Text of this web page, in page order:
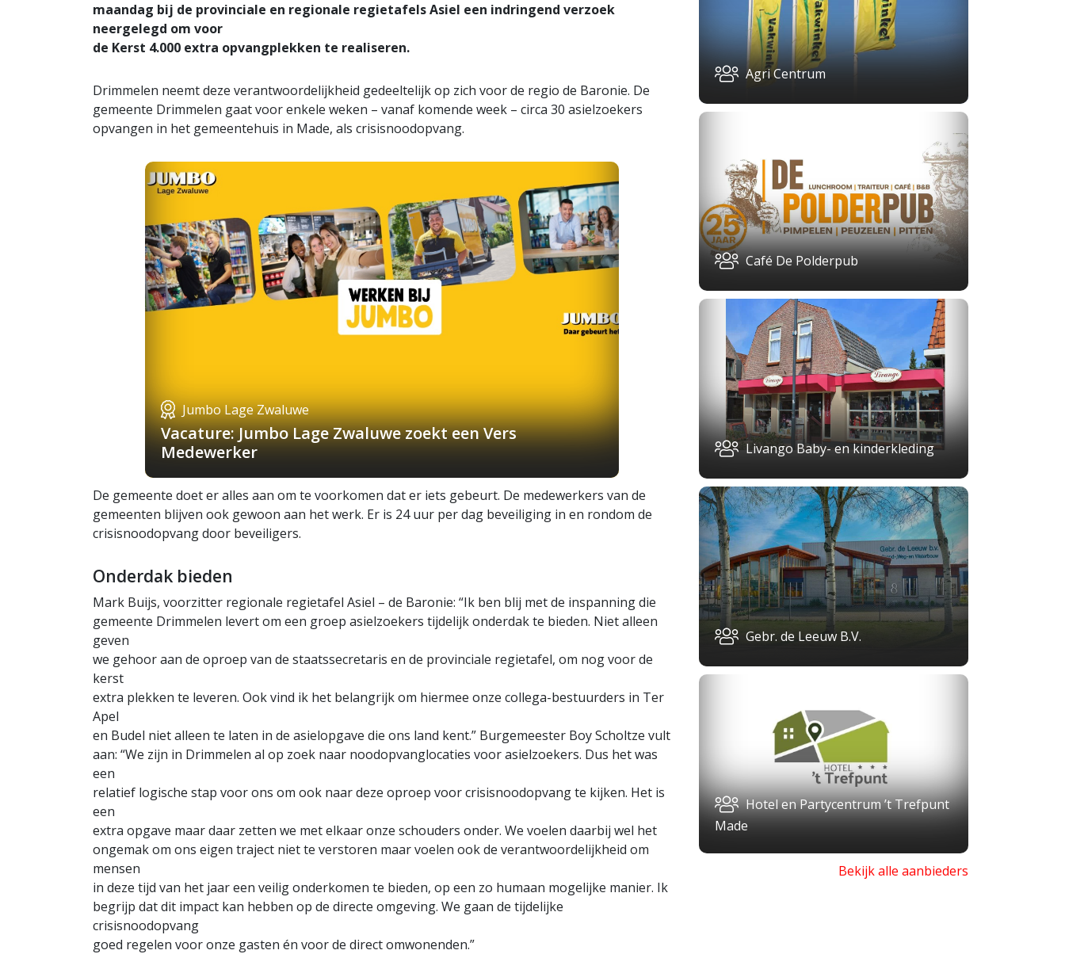
maandag bij de provinciale en regionale regietafels Asiel een indringend verzoek
neergelegd om voor
de Kerst 4.000 extra opvangplekken te realiseren.
Drimmelen neemt deze verantwoordelijkheid gedeeltelijk op zich voor de regio de Baronie. De
gemeente Drimmelen gaat voor enkele weken – vanaf komende week – circa 30 asielzoekers
opvangen in het gemeentehuis in Made, als crisisnoodopvang.
Jumbo Lage Zwaluwe
Vacature: Jumbo Lage Zwaluwe zoekt een Vers
Medewerker
De gemeente doet er alles aan om te voorkomen dat er iets gebeurt. De medewerkers van de
gemeenten blijven ook gewoon aan het werk. Er is 24 uur per dag beveiliging in en rondom de
crisisnoodopvang door beveiligers.
Onderdak bieden
Mark Buijs, voorzitter regionale regietafel Asiel – de Baronie: “Ik ben blij met de inspanning die
gemeente Drimmelen levert om een groep asielzoekers tijdelijk onderdak te bieden. Niet alleen
geven
we gehoor aan de oproep van de staatssecretaris en de provinciale regietafel, om nog voor de
kerst
extra plekken te leveren. Ook vind ik het belangrijk om hiermee onze collega-bestuurders in Ter
Apel
en Budel niet alleen te laten in de asielopgave die ons land kent.” Burgemeester Boy Scholtze vult
aan: “We zijn in Drimmelen al op zoek naar noodopvanglocaties voor asielzoekers. Dus het was
een
relatief logische stap voor ons om ook naar deze oproep voor crisisnoodopvang te kijken. Het is
een
extra opgave maar daar zetten we met elkaar onze schouders onder. We voelen daarbij wel het
ongemak om ons eigen traject niet te verstoren maar voelen ook de verantwoordelijkheid om
mensen
in deze tijd van het jaar een veilig onderkomen te bieden, op een zo humaan mogelijke manier. Ik
begrijp dat dit impact kan hebben op de directe omgeving. We gaan de tijdelijke
crisisnoodopvang
goed regelen voor onze gasten én voor de direct omwonenden.”
Agri Centrum
Café De Polderpub
Livango Baby- en kinderkleding
Gebr. de Leeuw B.V.
Hotel en Partycentrum ’t Trefpunt
Made
Bekijk alle aanbieders